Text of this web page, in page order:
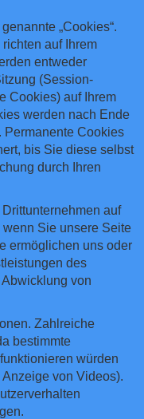
„Cookies“.
auf Ihrem
entweder
(Session-
Cookies) auf Ihrem
werden nach Ende
Permanente Cookies
bis Sie diese selbst
durch Ihren
auf
wenn Sie unsere Seite
ermöglichen uns oder
des
von
Zahlreiche
bestimmte
würden
von Videos).